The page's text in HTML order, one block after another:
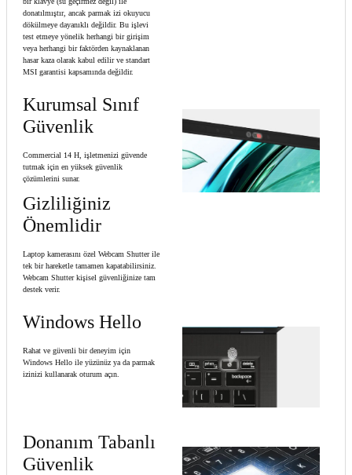
donatılmıştır, ancak parmak izi okuyucu
dökülmeye dayanıklı değildir. Bu işlevi
test etmeye yönelik herhangi bir girişim
veya herhangi bir faktörden kaynaklanan
hasar kaza olarak kabul edilir ve standart
MSI garantisi kapsamında değildir.
Kurumsal Sınıf
Güvenlik
Commercial 14 H, işletmenizi güvende
tutmak için en yüksek güvenlik
çözümlerini sunar.
Gizliliğiniz
Önemlidir
Laptop kamerasını özel Webcam Shutter ile
tek bir hareketle tamamen kapatabilirsiniz.
Webcam Shutter kişisel güvenliğinize tam
destek verir.
Windows Hello
Rahat ve güvenli bir deneyim için
Windows Hello ile yüzünüz ya da parmak
izinizi kullanarak oturum açın.
Donanım Tabanlı
Güvenlik